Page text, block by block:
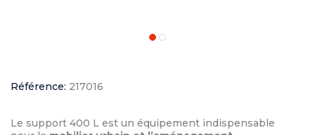
Référence: 217016
Le support 400 L est un équipement indispensable